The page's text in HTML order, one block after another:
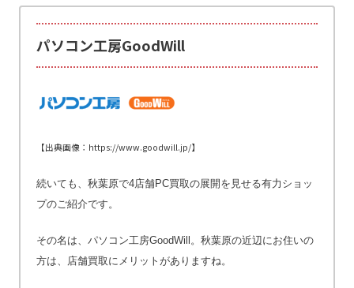
パソコン工房GoodWill
【出典画像：https://www.goodwill.jp/】
続いても、秋葉原で4店舗PC買取の展開を見せる有力ショッ
プのご紹介です。
その名は、パソコン工房GoodWill。秋葉原の近辺にお住いの
方は、店舗買取にメリットがありますね。